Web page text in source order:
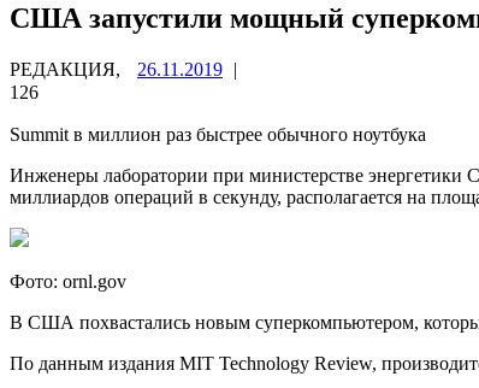
США запустили мощный
РЕДАКЦИЯ, 26.11.2019 |
126
Summit в миллион раз быстрее обычного ноутбука
Инженеры лаборатории при министерстве
миллиардов операций в секунду, располагается на
Фото: ornl.gov
В США похвастались новым суперкомпьютером,
По данным издания MIT Technology Review,